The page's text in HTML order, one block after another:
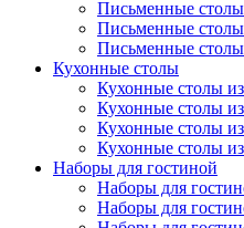
Письменные столы
Письменные столы
Письменные
Кухонные столы
Кухонные столы
Кухонные столы из
Кухонные столы
Кухонные столы
Наборы для гостиной
Наборы для
Наборы для